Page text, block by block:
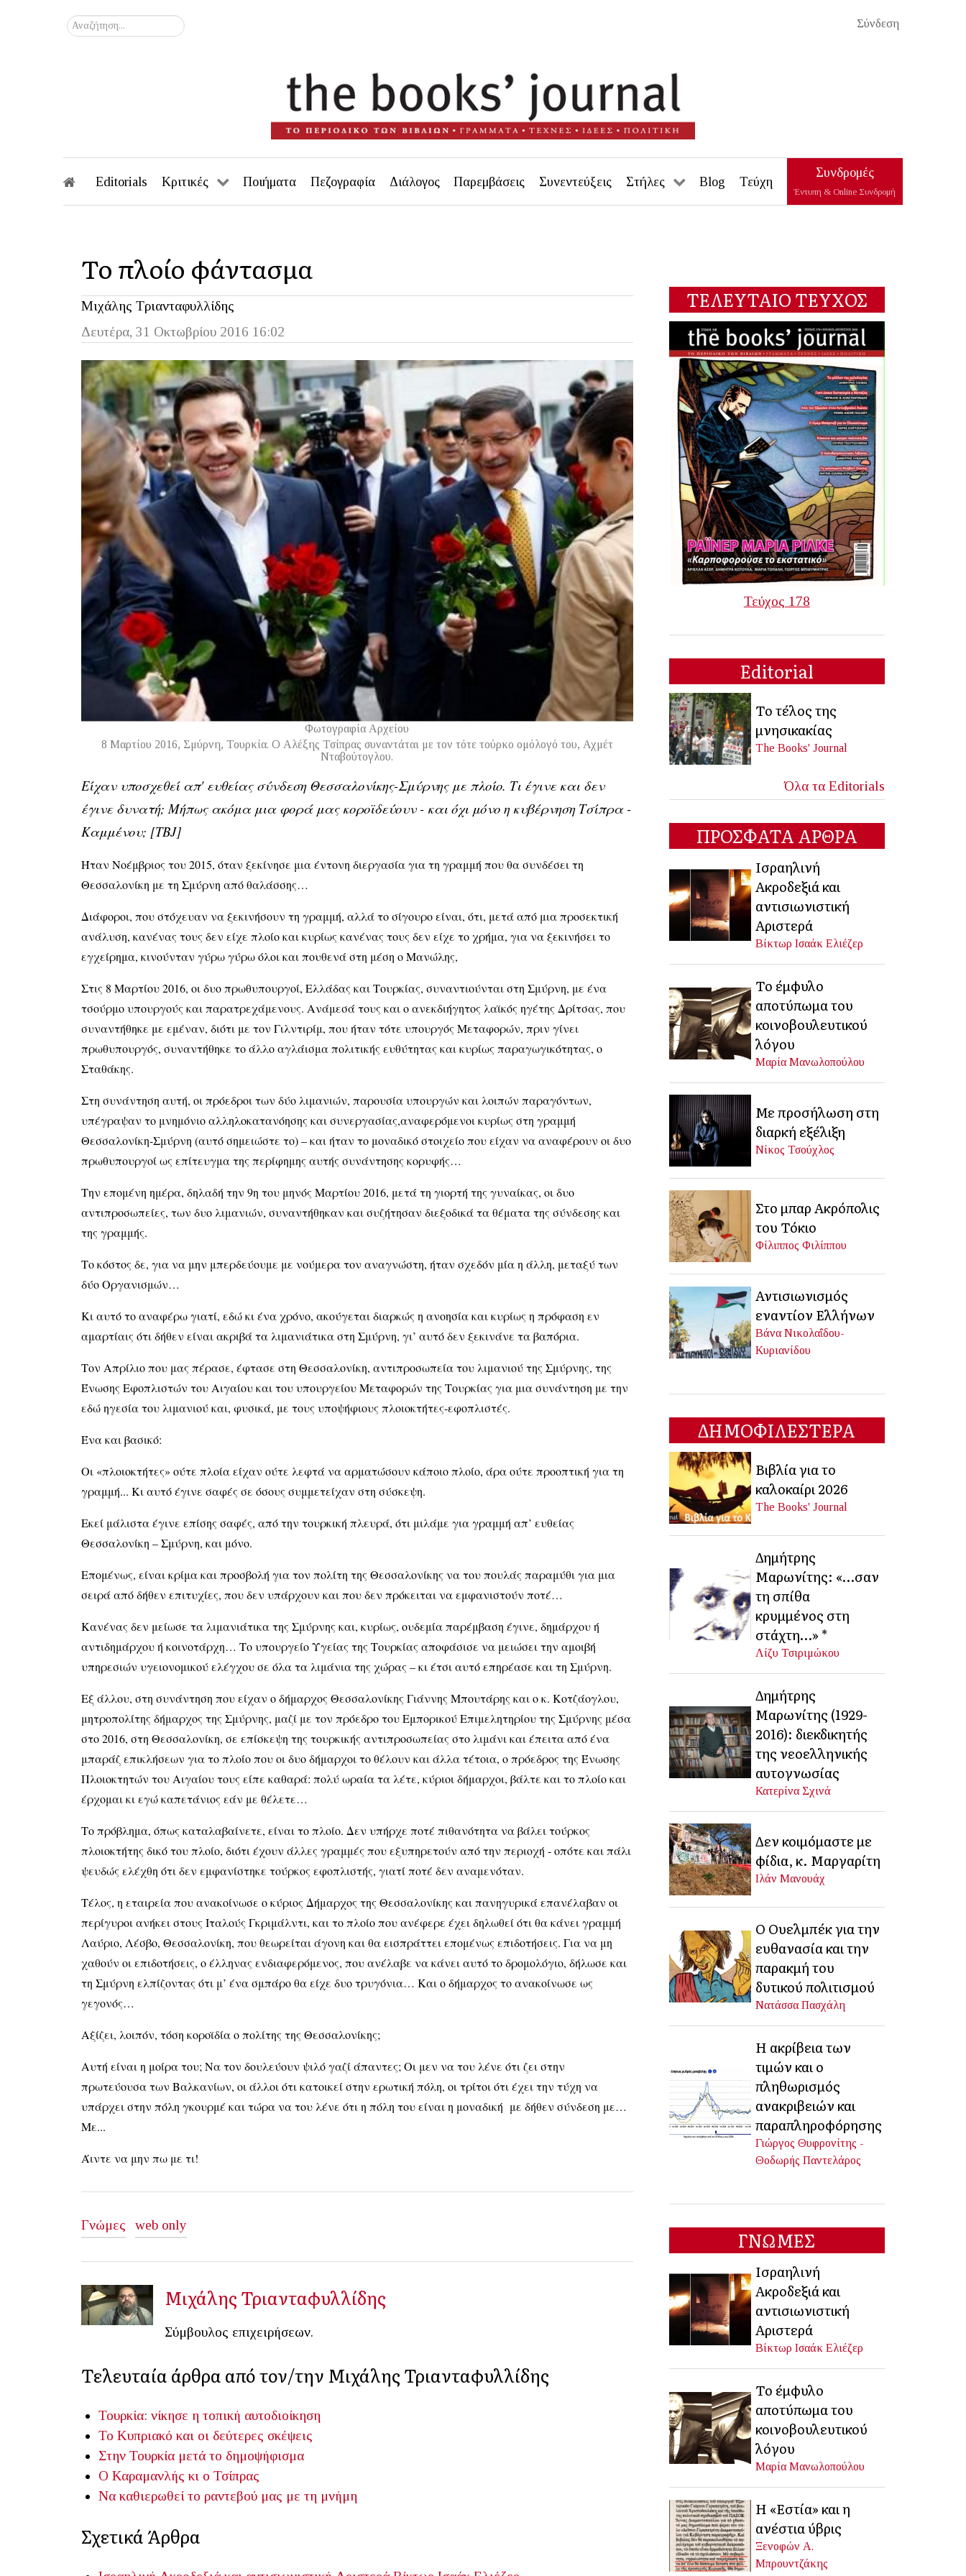
Σύνδεση
Αναζήτηση...
Editorials Κριτικές Ποιήματα Πεζογραφία Διάλογος Παρεμβάσεις Συνεντεύξεις Στήλες Blog Τεύχη
Συνδρομές
Έντυπη & Online Συνδρομή
Το πλοίο φάντασμα
Μιχάλης Τριανταφυλλίδης
Δευτέρα, 31 Οκτωβρίου 2016 16:02
Φωτογραφία Αρχείου
8 Μαρτίου 2016, Σμύρνη, Τουρκία. Ο Αλέξης Τσίπρας συναντάται με τον τότε τούρκο ομόλογό του, Αχμέτ
Νταβούτογλου.
Είχαν υποσχεθεί απ' ευθείας σύνδεση Θεσσαλονίκης-Σμύρνης με πλοίο. Τι έγινε και δεν
έγινε δυνατή; Μήπως ακόμα μια φορά μας κοροϊδεύουν - και όχι μόνο η κυβέρνηση Τσίπρα -
Καμμένου; [ΤΒJ]
Ήταν Νοέμβριος του 2015, όταν ξεκίνησε μια έντονη διεργασία για τη γραμμή που θα συνδέσει τη
Θεσσαλονίκη με τη Σμύρνη από θαλάσσης…
Διάφοροι, που στόχευαν να ξεκινήσουν τη γραμμή, αλλά το σίγουρο είναι, ότι, μετά από μια προσεκτική
ανάλυση, κανένας τους δεν είχε πλοίο και κυρίως κανένας τους δεν είχε το χρήμα, για να ξεκινήσει το
εγχείρημα, κινούνταν γύρω γύρω όλοι και πουθενά στη μέση ο Μανώλης,
Στις 8 Μαρτίου 2016, οι δυο πρωθυπουργοί, Ελλάδας και Τουρκίας, συναντιούνται στη Σμύρνη, με ένα
τσούρμο υπουργούς και παρατρεχάμενους. Ανάμεσά τους και ο ανεκδιήγητος λαϊκός ηγέτης Δρίτσας, που
συναντήθηκε με εμέναν, διότι με τον Γιλντιρίμ, που ήταν τότε υπουργός Μεταφορών, πριν γίνει
πρωθυπουργός, συναντήθηκε το άλλο αγλάισμα πολιτικής ευθύτητας και κυρίως παραγωγικότητας, ο
Σταθάκης.
Στη συνάντηση αυτή, οι πρόεδροι των δύο λιμανιών, παρουσία υπουργών και λοιπών παραγόντων,
υπέγραψαν το μνημόνιο αλληλοκατανόησης και συνεργασίας,αναφερόμενοι κυρίως στη γραμμή
Θεσσαλονίκη-Σμύρνη (αυτό σημειώστε το) – και ήταν το μοναδικό στοιχείο που είχαν να αναφέρουν οι δυο
πρωθυπουργοί ως επίτευγμα της περίφημης αυτής συνάντησης κορυφής…
Την επομένη ημέρα, δηλαδή την 9η του μηνός Μαρτίου 2016, μετά τη γιορτή της γυναίκας, οι δυο
αντιπροσωπείες, των δυο λιμανιών, συναντήθηκαν και συζήτησαν διεξοδικά τα θέματα της σύνδεσης και
της γραμμής.
Το κόστος δε, για να μην μπερδεύουμε με νούμερα τον αναγνώστη, ήταν σχεδόν μία η άλλη, μεταξύ των
δύο Οργανισμών…
Κι αυτό το αναφέρω γιατί, εδώ κι ένα χρόνο, ακούγεται διαρκώς η ανοησία και κυρίως η πρόφαση εν
αμαρτίαις ότι δήθεν είναι ακριβά τα λιμανιάτικα στη Σμύρνη, γι’ αυτό δεν ξεκινάνε τα βαπόρια.
Τον Απρίλιο που μας πέρασε, έφτασε στη Θεσσαλονίκη, αντιπροσωπεία του λιμανιού της Σμύρνης, της
Ένωσης Εφοπλιστών του Αιγαίου και του υπουργείου Μεταφορών της Τουρκίας για μια συνάντηση με την
εδώ ηγεσία του λιμανιού και, φυσικά, με τους υποψήφιους πλοιοκτήτες-εφοπλιστές.
Ένα και βασικό:
Οι «πλοιοκτήτες» ούτε πλοία είχαν ούτε λεφτά να αρματώσουν κάποιο πλοίο, άρα ούτε προοπτική για τη
γραμμή... Κι αυτό έγινε σαφές σε όσους συμμετείχαν στη σύσκεψη.
Εκεί μάλιστα έγινε επίσης σαφές, από την τουρκική πλευρά, ότι μιλάμε για γραμμή απ’ ευθείας
Θεσσαλονίκη – Σμύρνη, και μόνο.
Επομένως, είναι κρίμα και προσβολή για τον πολίτη της Θεσσαλονίκης να του πουλάς παραμύθι για μια
σειρά από δήθεν επιτυχίες, που δεν υπάρχουν και που δεν πρόκειται να εμφανιστούν ποτέ…
Κανένας δεν μείωσε τα λιμανιάτικα της Σμύρνης και, κυρίως, ουδεμία παρέμβαση έγινε, δημάρχου ή
αντιδημάρχου ή κοινοτάρχη… Το υπουργείο Υγείας της Τουρκίας αποφάσισε να μειώσει την αμοιβή
υπηρεσιών υγειονομικού ελέγχου σε όλα τα λιμάνια της χώρας – κι έτσι αυτό επηρέασε και τη Σμύρνη.
Εξ άλλου, στη συνάντηση που είχαν ο δήμαρχος Θεσσαλονίκης Γιάννης Μπουτάρης και ο κ. Κοτζάογλου,
μητροπολίτης δήμαρχος της Σμύρνης, μαζί με τον πρόεδρο του Εμπορικού Επιμελητηρίου της Σμύρνης μέσα
στο 2016, στη Θεσσαλονίκη, σε επίσκεψη της τουρκικής αντιπροσωπείας στο λιμάνι και έπειτα από ένα
μπαράζ επικλήσεων για το πλοίο που οι δυο δήμαρχοι το θέλουν και άλλα τέτοια, ο πρόεδρος της Ένωσης
Πλοιοκτητών του Αιγαίου τους είπε καθαρά: πολύ ωραία τα λέτε, κύριοι δήμαρχοι, βάλτε και το πλοίο και
έρχομαι κι εγώ καπετάνιος εάν με θέλετε…
Το πρόβλημα, όπως καταλαβαίνετε, είναι το πλοίο. Δεν υπήρχε ποτέ πιθανότητα να βάλει τούρκος
πλοιοκτήτης δικό του πλοίο, διότι έχουν άλλες γραμμές που εξυπηρετούν από την περιοχή - οπότε και πάλι
ψευδώς ελέχθη ότι δεν εμφανίστηκε τούρκος εφοπλιστής, γιατί ποτέ δεν αναμενόταν.
Τέλος, η εταιρεία που ανακοίνωσε ο κύριος Δήμαρχος της Θεσσαλονίκης και πανηγυρικά επανέλαβαν οι
περίγυροι ανήκει στους Ιταλούς Γκριμάλντι, και το πλοίο που ανέφερε έχει δηλωθεί ότι θα κάνει γραμμή
Λαύριο, Λέσβο, Θεσσαλονίκη, που θεωρείται άγονη και θα εισπράττει επομένως επιδοτήσεις. Για να μη
χαθούν οι επιδοτήσεις, ο έλληνας ενδιαφερόμενος, που ανέλαβε να κάνει αυτό το δρομολόγιο, δήλωσε και
τη Σμύρνη ελπίζοντας ότι μ’ ένα σμπάρο θα είχε δυο τρυγόνια… Και ο δήμαρχος το ανακοίνωσε ως
γεγονός…
Αξίζει, λοιπόν, τόση κοροϊδία ο πολίτης της Θεσσαλονίκης;
Αυτή είναι η μοίρα του; Να τον δουλεύουν ψιλό γαζί άπαντες; Οι μεν να του λένε ότι ζει στην
πρωτεύουσα των Βαλκανίων, οι άλλοι ότι κατοικεί στην ερωτική πόλη, οι τρίτοι ότι έχει την τύχη να
υπάρχει στην πόλη γκουρμέ και τώρα να του λένε ότι η πόλη του είναι η μοναδική με δήθεν σύνδεση με…
Με...
Άιντε να μην πω με τι!
Γνώμες web only
Μιχάλης Τριανταφυλλίδης
Σύμβουλος επιχειρήσεων.
Τελευταία άρθρα από τον/την Μιχάλης Τριανταφυλλίδης
Τουρκία: νίκησε η τοπική αυτοδιοίκηση
Το Κυπριακό και οι δεύτερες σκέψεις
Στην Τουρκία μετά το δημοψήφισμα
Ο Καραμανλής κι ο Τσίπρας
Να καθιερωθεί το ραντεβού μας με τη μνήμη
Σχετικά Άρθρα
ΤΕΛΕΥΤΑΙΟ ΤΕΥΧΟΣ
Τεύχος 178
Editorial
Το τέλος της
μνησικακίας
The Books' Journal
Όλα τα Editorials
ΠΡΟΣΦΑΤΑ ΑΡΘΡΑ
Ισραηλινή
Ακροδεξιά και
αντισιωνιστική
Αριστερά
Βίκτωρ Ισαάκ Ελιέζερ
Το έμφυλο
αποτύπωμα του
κοινοβουλευτικού
λόγου
Μαρία Μανωλοπούλου
Με προσήλωση στη
διαρκή εξέλιξη
Νίκος Τσούχλος
Στο μπαρ Ακρόπολις
του Τόκιο
Φίλιππος Φιλίππου
Αντισιωνισμός
εναντίον Ελλήνων
Βάνα Νικολαΐδου-
Κυριανίδου
ΔΗΜΟΦΙΛΕΣΤΕΡΑ
Βιβλία για το
καλοκαίρι 2026
The Books' Journal
Δημήτρης
Μαρωνίτης: «…σαν
τη σπίθα
κρυμμένος στη
στάχτη…» *
Λίζυ Τσιριμώκου
Δημήτρης
Μαρωνίτης (1929-
2016): διεκδικητής
της νεοελληνικής
αυτογνωσίας
Κατερίνα Σχινά
Δεν κοιμόμαστε με
φίδια, κ. Μαργαρίτη
Ιλάν Μανουάχ
Ο Ουελμπέκ για την
ευθανασία και την
παρακμή του
δυτικού πολιτισμού
Νατάσσα Πασχάλη
Η ακρίβεια των
τιμών και ο
πληθωρισμός
ανακριβειών και
παραπληροφόρησης
Γιώργος Θυφρονίτης -
Θοδωρής Παντελάρος
ΓΝΩΜΕΣ
Ισραηλινή
Ακροδεξιά και
αντισιωνιστική
Αριστερά
Βίκτωρ Ισαάκ Ελιέζερ
Το έμφυλο
αποτύπωμα του
κοινοβουλευτικού
λόγου
Μαρία Μανωλοπούλου
Η «Εστία» και η
ανέστια ύβρις
Ξενοφών Α.
Μπρουντζάκης